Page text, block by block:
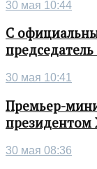
30 мая 10:44
С
30 мая 10:41
Премьер-
президентом
30 мая 08:36